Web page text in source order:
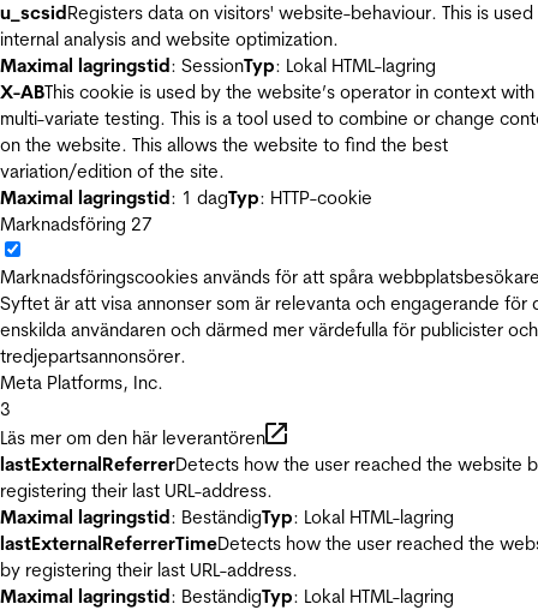
u_scsidRegisters data on visitors' website-behaviour. This is
internal analysis and website optimization.
Maximal lagringstid: SessionTyp: Lokal HTML-lagring
X-ABThis cookie is used by the website’s operator in context with
multi-variate testing. This is a tool used to combine or change
on the website. This allows the website to find the best
variation/edition of the site.
Maximal lagringstid: 1 dagTyp: HTTP-cookie
Marknadsföring 27
Marknadsföringscookies används för att spåra
Syftet är att visa annonser som är relevanta och engagerande för
enskilda användaren och därmed mer värdefulla för publicister och
tredjepartsannonsörer.
Meta Platforms, Inc.
3
Läs mer om den här leverantören
lastExternalReferrerDetects how the user reached the website
registering their last URL-address.
Maximal lagringstid: BeständigTyp: Lokal HTML-lagring
lastExternalReferrerTimeDetects how the user reached the
by registering their last URL-address.
Maximal lagringstid: BeständigTyp: Lokal HTML-lagring